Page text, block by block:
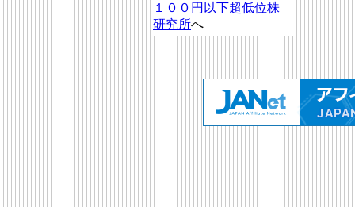
１００円以下超低位株
研究所へ